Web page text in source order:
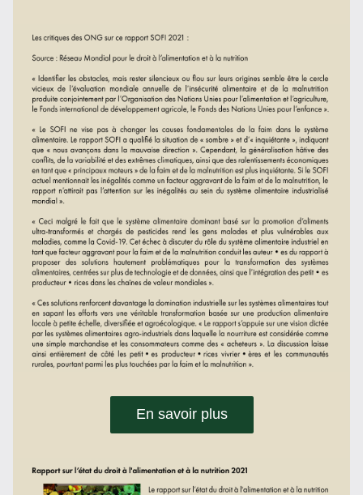
En savoir plus